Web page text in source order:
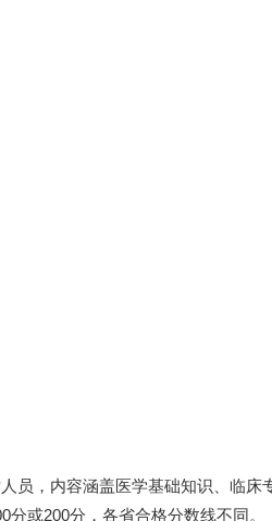
员，内容涵盖医学基础知识、临床
或200分，各省合格分数线不同。